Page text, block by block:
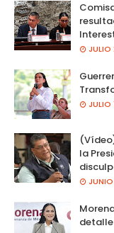
JULIO
JULIO
la